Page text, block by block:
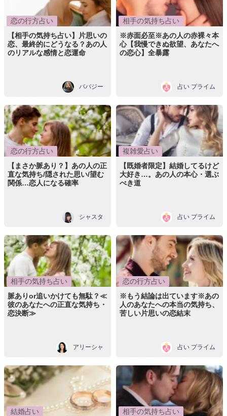
恋の行方占い
【相手の気持ち占い】片思いの
恋、最終的にどうなる？あの人
のリアルな感情と恋運命
ババジー
相手の気持ち占い
※赤面必至※あの人の赤裸々本
心【我慢できぬ欲望、あなたへ
の恋心】全暴露
占い プライム
恋の行方占い
【まさか脈あり？】あの人の正
直な気持ち/隠された思い/望む
関係…恋人になる確率
シャスタ
複雑愛占い
【既婚者限定】結婚してるけど
大好き…。あの人の本心・選ぶ
べき道
占い プライム
相手の気持ち占い
脈ありor追いかけても無駄？≪
彼のあなたへの正直な気持ち・
恋決断≫
アリーシャ
恋の行方占い
※もう結論は出ています※あの
人のあなたへの本当の気持ち、
苦しい片思いの恋結末
占い プライム
結婚占い
相手の気持ち占い